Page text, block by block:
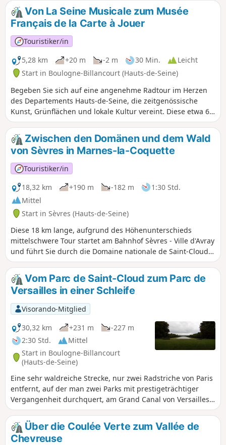
Von La Seine Musicale zum Musée
Français de la Carte à Jouer
Touristiker/in
5,28 km
+20 m -2 m 30 Min.
Leicht
Start in Boulogne-Billancourt (Hauts-de-Seine)
Begeben Sie sich auf eine angenehme Radtour im Herzen
des Departements Hauts-de-Seine, die zeitgenössische
Kunst, Grünflächen und lokale Kultur vereint. Diese etwa 6
Kilometer lange Strecke verbindet die Modernität der Seine
Musicale in Boulogne-Billancourt mit der Originalität des
Spielkartenmuseums in Issy-les-Moulineaux und führt
dabei an der ungewöhnlichen Tour aux Figures auf der Île
Saint-Germain vorbei.
Zwischen den Domänen und dem Wald
von Sèvres in Marnes-la-Coquette
Touristiker/in
18,32 km
+190 m -182 m
1:30 Std.
Mittel
Start in Sèvres (Hauts-de-Seine)
Diese 18 km lange, aufgrund des Höhenunterschieds
mittelschwere Tour startet am Bahnhof Sèvres - Ville d'Avray
und führt Sie durch die Domaine nationale de Saint-Cloud
und ihre grüne Umgebung. Unterwegs entdecken Sie
berühmte Häuser, die Cité de la Céramique, das Musée des
Avelines, das Gestüt Haras de Jardy und den idyllischen
Bauernhof Ferme du Piqueur.
Vom Parc de Saint-Cloud zum Parc de
Versailles in einer Schleife
Visorando-Mitglied
30,32 km
+231 m
-227 m
2:30 Std.
Mittel
Start in Boulogne-Billancourt
(Hauts-de-Seine)
Eine sehr waldreiche Strecke, nur zwei Radstriche von Paris
entfernt, auf der man zwei Parks mit prestigeträchtiger
Vergangenheit durchquert, am Grand Canal von Versailles
entlangfährt, sich durch den Wald von Fausses-Reposes
schlängelt und am Ufer der Étangs de Ville-d'Avray flaniert.
Über die Coulée Verte zum Vallée de
Chevreuse